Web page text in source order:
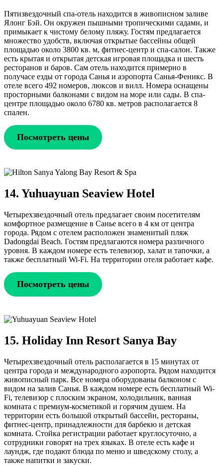
Пятизвездочный спа-отель находится в живописном заливе
Ялонг Бэй. Он окружен пышными тропическими садами, и
примыкает к чистому белому пляжу. Гостям предлагается
множество удобств, включая открытые бассейны общей
площадью около 3800 кв. м, фитнес-центр и спа-салон. Также
есть крытая и открытая детская игровая площадка и шесть
ресторанов и баров. Сам отель находится примерно в
получасе езды от города Санья и аэропорта Санья-Феникс. В
отеле всего 492 номеров, люксов и вилл. Номера оснащены
просторными балконами с видом на море или сады. В спа-
центре площадью около 6780 кв. метров располагается 8
спален.
Посмотреть цены
14. Yuhuayuan Seaview Hotel
Четырехзвездочный отель предлагает своим посетителям
комфортное размещение в Санье всего в 4 км от центра
города. Рядом с отелем расположен знаменитый пляж
Dadongdai Beach. Гостям предлагаются номера различного
уровня. В каждом номере есть телевизор, халат и тапочки, а
также бесплатный Wi-Fi. На территории отеля работает кафе.
Посмотреть цены
15. Holiday Inn Resort Sanya Bay
Четырехзвездочный отель располагается в 15 минутах от
центра города и международного аэропорта. Рядом находится
живописный парк. Все номера оборудованы балконом с
видом на залив Санья. В каждом номере есть бесплатный Wi-
Fi, телевизор с плоским экраном, холодильник, ванная
комната с премиум-косметикой и горячим душем. На
территории есть большой открытый бассейн, рестораны,
фитнес-центр, принадлежности для барбекю и детская
комната. Стойка регистрации работает круглосуточно, а
сотрудники говорят на трех языках. В отеле есть кафе и
лаундж, где подают блюда по меню и шведскому столу, а
также напитки и закуски.